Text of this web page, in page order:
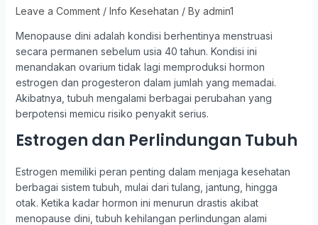
Leave a Comment / Info Kesehatan / By admin1
Menopause dini adalah kondisi berhentinya menstruasi
secara permanen sebelum usia 40 tahun. Kondisi ini
menandakan ovarium tidak lagi memproduksi hormon
estrogen dan progesteron dalam jumlah yang memadai.
Akibatnya, tubuh mengalami berbagai perubahan yang
berpotensi memicu risiko penyakit serius.
Estrogen dan Perlindungan Tubuh
Estrogen memiliki peran penting dalam menjaga kesehatan
berbagai sistem tubuh, mulai dari tulang, jantung, hingga
otak. Ketika kadar hormon ini menurun drastis akibat
menopause dini, tubuh kehilangan perlindungan alami